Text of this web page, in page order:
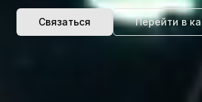
Связаться Перейти в